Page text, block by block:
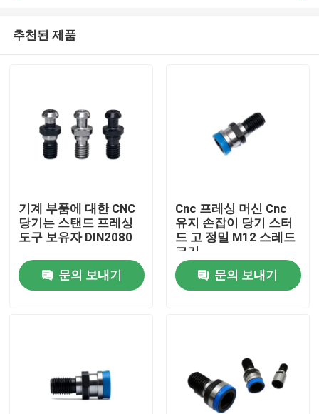
추천된 제품
기계 부품에 대한 CNC
당기는 스탠드 프레싱
도구 보유자 DIN2080
문의 보내기
Cnc 프레싱 머신 Cnc
유지 손잡이 당기 스터
드 고 정밀 M12 스레드
크기
문의 보내기